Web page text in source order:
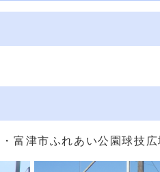
富津市ふれあい公園球技広